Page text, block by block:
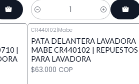
Cantidad
|
CR440102|Mabe
PATA DELANTERA LAVADORA
MABE CR440102 | REPUESTOS
PARA LAVADORA
$63.000 COP